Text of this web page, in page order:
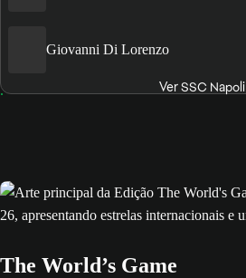
Giovanni Di Lorenzo
Ver SSC Napoli
The World’s Game